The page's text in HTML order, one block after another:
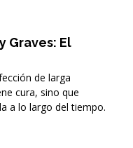
Graves: El
de larga
cura, sino que
a lo largo del tiempo.